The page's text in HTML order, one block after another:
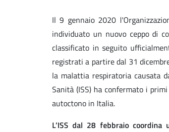
Il 9 gennaio 2020
individuato un nuovo ceppo di
classificato in seguito
registrati a partire dal 31
la malattia respiratoria causata
Sanità (ISS) ha confermato i
autoctono in Italia.
L’ISS dal 28 febbraio